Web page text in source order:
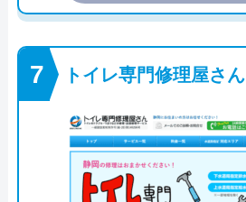
トイレ専門修理屋さん